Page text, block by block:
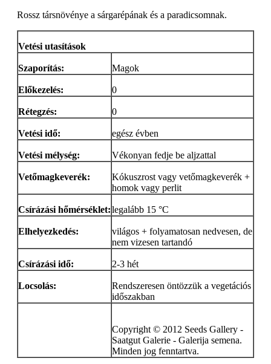
Rossz társnövénye a sárgarépának és a paradicsomnak.
Vetési utasítások
Szaporítás: Magok
Előkezelés: 0
Rétegzés: 0
Vetési idő: egész évben
Vetési mélység: Vékonyan fedje be aljzattal
Vetőmagkeverék:
Kókuszrost vagy vetőmagkeverék +
homok vagy perlit
Csírázási hőmérséklet:legalább 15 °C
Elhelyezkedés:
világos + folyamatosan nedvesen, de
nem vizesen tartandó
Csírázási idő: 2-3 hét
Locsolás:
Rendszeresen öntözzük a vegetációs
időszakban
Copyright © 2012 Seeds Gallery -
Saatgut Galerie - Galerija semena.
Minden jog fenntartva.